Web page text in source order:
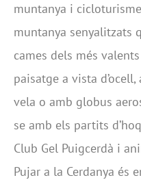
muntanya i
muntanya senyalitzats
cames dels més
paisatge a vista
vela o amb globus
se amb els partits
Club Gel Puigcerdà i
Pujar a la Cerdanya és